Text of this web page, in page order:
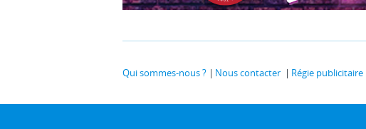
Qui sommes-nous ? Nous contacter Régie publicitaire